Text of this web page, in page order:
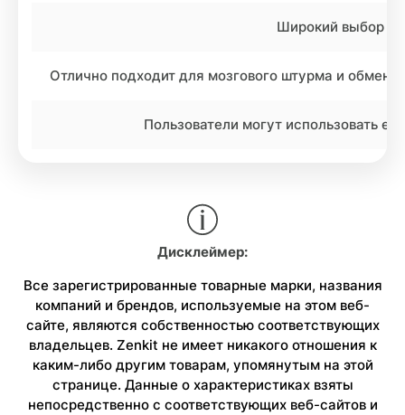
Широкий выбор
Отлично подходит для мозгового штурма и
Пользователи могут использовать
Дисклеймер:
Все зарегистрированные товарные марки, названия
компаний и брендов, используемые на этом веб-
сайте, являются собственностью соответствующих
владельцев. Zenkit не имеет никакого отношения к
каким-либо другим товарам, упомянутым на этой
странице. Данные о характеристиках взяты
непосредственно с соответствующих веб-сайтов и